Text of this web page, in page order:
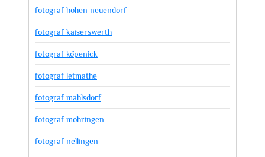
fotograf hohen neuendorf
fotograf kaiserswerth
fotograf köpenick
fotograf letmathe
fotograf mahlsdorf
fotograf möhringen
fotograf nellingen